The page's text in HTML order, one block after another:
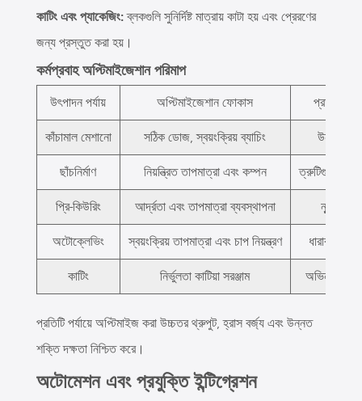
কাটিং এবং প্যাকেজিং:ব্লকগুলি সুনির্দিষ্ট মাত্রায় কাটা হয় এবং প্রেরণের
জন্য প্রস্তুত করা হয়।
কর্মপ্রবাহ অপ্টিমাইজেশান পরিমাপ
উৎপাদন পর্যায় অপ্টিমাইজেশান ফোকাস
কাঁচামাল মেশানো সঠিক ডোজ, স্বয়ংক্রিয় ব্যাচিং উন্নত
ছাঁচনির্মাণ নিয়ন্ত্রিত তাপমাত্রা এবং কম্পন ত্রুটিগুলি
প্রি-কিউরিং আর্দ্রতা এবং তাপমাত্রা ব্যবস্থাপনা ন্যূনতম
অটোক্লেভিং স্বয়ংক্রিয় তাপমাত্রা এবং চাপ নিয়ন্ত্রণ ধারাবাহিক
কাটিং নির্ভুলতা কাটিয়া সরঞ্জাম অভিন্ন
প্রতিটি পর্যায়ে অপ্টিমাইজ করা উচ্চতর থ্রুপুট, হ্রাস বর্জ্য এবং উন্নত
শক্তি দক্ষতা নিশ্চিত করে।
অটোমেশন এবং প্রযুক্তি ইন্টিগ্রেশন